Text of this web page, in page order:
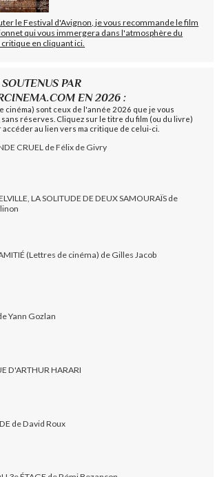
le Festival d'Avignon, je vous recommande le film
qui vous immergera dans l'atmosphère du
en cliquant ici.
PAR
EN 2026 :
cinéma) sont ceux de l'année 2026 que je vous
réserves. Cliquez sur le titre du film (ou du livre)
au lien vers ma critique de celui-ci.
CRUEL de Félix de Givry
LA SOLITUDE DE DEUX SAMOURAÏS de
(Lettres de cinéma) de Gilles Jacob
Yann Gozlan
D'ARTHUR HARARI
de David Roux